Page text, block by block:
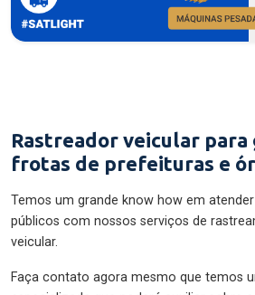
Rastreador veicular para
frotas de prefeituras e
Temos um grande know how em
públicos com nossos serviços de
veicular.
Faça contato agora mesmo que temos